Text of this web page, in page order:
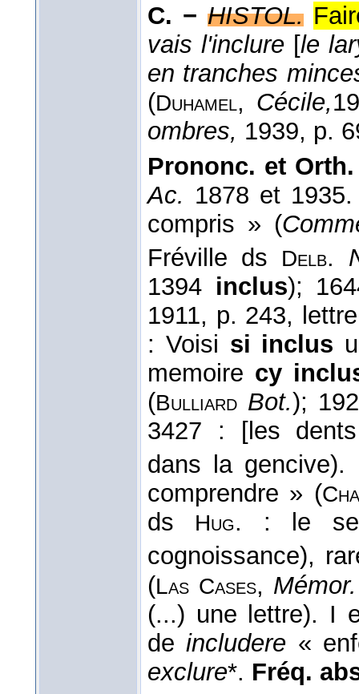
C. − HISTOL.
vais l'inclure [le
en tranches
(Duhamel, Cécile,
ombres, 1939, p.
Prononc. et
Ac. 1878 et
compris » (
Fréville ds
Delb.
1394 inclus);
1911, p. 243,
: Voisi si inclus
memoire cy
(Bulliard Bot.);
3427 : [les
dans la gencive).
comprendre » (
ds Hug. : le
cognoissance),
(Las Cases,
(...) une lettre). I
deincludere «
exclure*. Fréq.